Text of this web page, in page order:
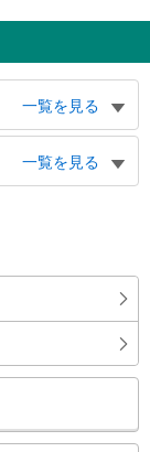
一覧を見る
一覧を見る